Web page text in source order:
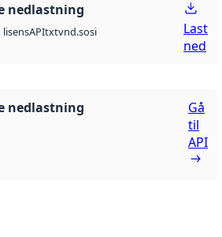
nedlastning
lisensAPItxtvnd.sosi
Last
ned
nedlastning
Gå
til
API